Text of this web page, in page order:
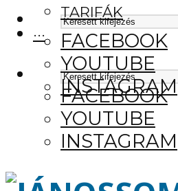
FACEBOOK
YOUTUBE
INSTAGRAM
TARIFÁK
···
FACEBOOK
YOUTUBE
INSTAGRAM